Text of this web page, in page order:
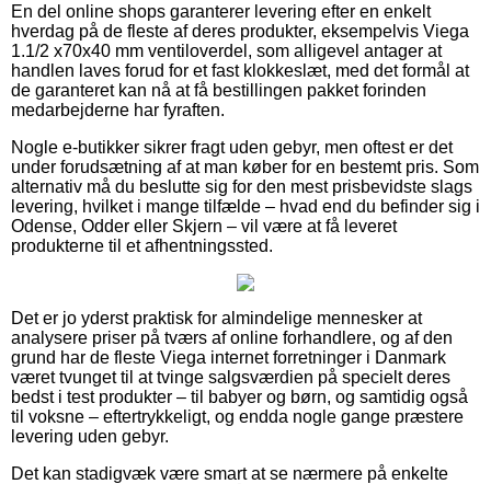
En del online shops garanterer levering efter en enkelt
hverdag på de fleste af deres produkter, eksempelvis Viega
1.1/2 x70x40 mm ventiloverdel, som alligevel antager at
handlen laves forud for et fast klokkeslæt, med det formål at
de garanteret kan nå at få bestillingen pakket forinden
medarbejderne har fyraften.
Nogle e-butikker sikrer fragt uden gebyr, men oftest er det
under forudsætning af at man køber for en bestemt pris. Som
alternativ må du beslutte sig for den mest prisbevidste slags
levering, hvilket i mange tilfælde – hvad end du befinder sig i
Odense, Odder eller Skjern – vil være at få leveret
produkterne til et afhentningssted.
Det er jo yderst praktisk for almindelige mennesker at
analysere priser på tværs af online forhandlere, og af den
grund har de fleste Viega internet forretninger i Danmark
været tvunget til at tvinge salgsværdien på specielt deres
bedst i test produkter – til babyer og børn, og samtidig også
til voksne – eftertrykkeligt, og endda nogle gange præstere
levering uden gebyr.
Det kan stadigvæk være smart at se nærmere på enkelte